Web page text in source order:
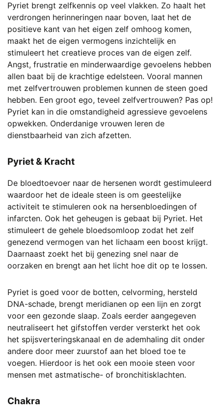
Pyriet brengt zelfkennis op veel vlakken. Zo haalt het
verdrongen herinneringen naar boven, laat het de
positieve kant van het eigen zelf omhoog komen,
maakt het de eigen vermogens inzichtelijk en
stimuleert het creatieve proces van de eigen zelf.
Angst, frustratie en minderwaardige gevoelens hebben
allen baat bij de krachtige edelsteen. Vooral mannen
met zelfvertrouwen problemen kunnen de steen goed
hebben. Een groot ego, teveel zelfvertrouwen? Pas op!
Pyriet kan in die omstandigheid agressieve gevoelens
opwekken. Onderdanige vrouwen leren de
dienstbaarheid van zich afzetten.
Pyriet & Kracht
De bloedtoevoer naar de hersenen wordt gestimuleerd
waardoor het de ideale steen is om geestelijke
activiteit te stimuleren ook na hersenbloedingen of
infarcten. Ook het geheugen is gebaat bij Pyriet. Het
stimuleert de gehele bloedsomloop zodat het zelf
genezend vermogen van het lichaam een boost krijgt.
Daarnaast zoekt het bij genezing snel naar de
oorzaken en brengt aan het licht hoe dit op te lossen.
Pyriet is goed voor de botten, celvorming, hersteld
DNA-schade, brengt meridianen op een lijn en zorgt
voor een gezonde slaap. Zoals eerder aangegeven
neutraliseert het gifstoffen verder versterkt het ook
het spijsverteringskanaal en de ademhaling dit onder
andere door meer zuurstof aan het bloed toe te
voegen. Hierdoor is het ook een mooie steen voor
mensen met astmatische- of bronchitisklachten.
Chakra